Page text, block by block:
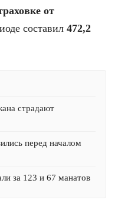
от
составил 472,2
страдают
перед началом
за 123 и 67 манатов